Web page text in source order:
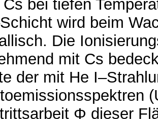
bei tiefen
wird beim
Die
mit Cs
der mit He
Φ dieser